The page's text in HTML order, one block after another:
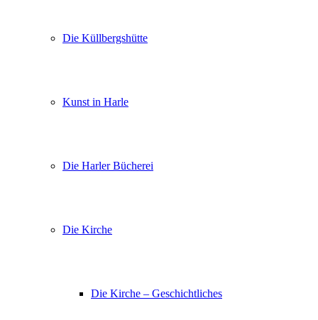
Die Küllbergshütte
Kunst in Harle
Die Harler Bücherei
Die Kirche
Die Kirche – Geschichtliches